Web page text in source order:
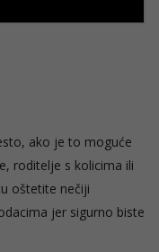
ako je to moguće
roditelje s kolicima ili
oštetite nečiji
jer sigurno biste